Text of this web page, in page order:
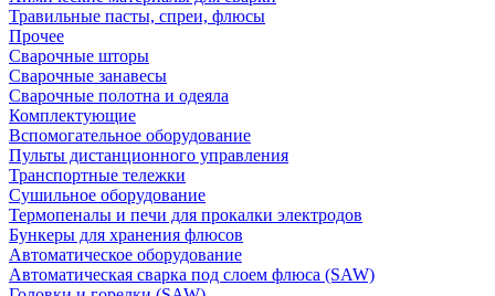
Травильные пасты, спреи, флюсы
Прочее
Сварочные шторы
Сварочные занавесы
Сварочные полотна и одеяла
Комплектующие
Вспомогательное оборудование
Пульты дистанционного управления
Транспортные тележки
Сушильное оборудование
Термопеналы и печи для прокалки электродов
Бункеры для хранения флюсов
Автоматическое оборудование
Автоматическая сварка под слоем флюса (SAW)